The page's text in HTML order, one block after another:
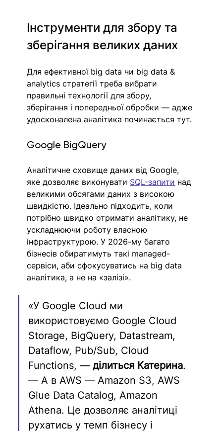
Інструменти для збору та
зберігання великих даних
Для ефективної big data чи big data &
analytics стратегії треба вибрати
правильні технології для збору,
зберігання і попередньої обробки — адже
удосконалена аналітика починається тут.
Google BigQuery
Аналітичне сховище даних від Google,
яке дозволяє виконувати SQL-запити над
великими обсягами даних з високою
швидкістю. Ідеально підходить, коли
потрібно швидко отримати аналітику, не
ускладнюючи роботу власною
інфраструктурою. У 2026-му багато
бізнесів обиратимуть такі managed-
сервіси, аби сфокусуватись на big data
аналітика, а не на «залізі».
«У Google Cloud ми
використовуємо Google Cloud
Storage, BigQuery, Datastream,
Dataflow, Pub/Sub, Cloud
Functions, — ділиться Катерина.
— А в AWS — Amazon S3, AWS
Glue Data Catalog, Amazon
Athena. Це дозволяє аналітиці
рухатись у темп бізнесу і